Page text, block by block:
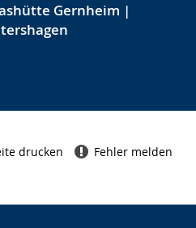
Gernheim |
drucken Fehler melden